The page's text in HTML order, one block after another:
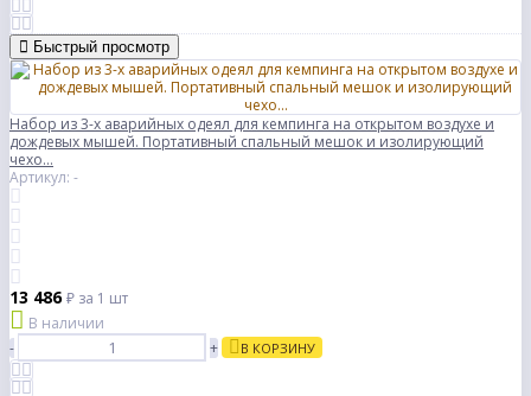
Быстрый просмотр
Набор из 3-х аварийных одеял для кемпинга на открытом воздухе и
дождевых мышей. Портативный спальный мешок и изолирующий
чехо...
Артикул: -
13 486₽ за 1 шт
В наличии
-
+ В КОРЗИНУ